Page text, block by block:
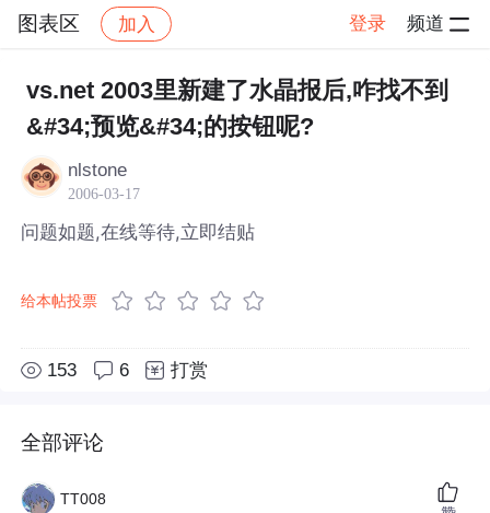
图表区 加入 登录 频道
图表区 帖子详情
vs.net 2003里新建了水晶报后,咋找不到
&#34;预览&#34;的按钮呢?
nlstone
2006-03-17
问题如题,在线等待,立即结贴
给本帖投票
153 6 打赏
全部评论
TT008